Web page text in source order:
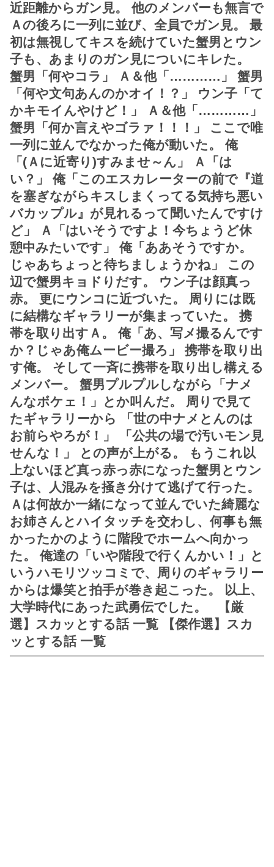
近距離からガン見。 他のメンバーも無言で
Ａの後ろに一列に並び、全員でガン見。 最
初は無視してキスを続けていた蟹男とウン
子も、あまりのガン見についにキレた。
蟹男「何やコラ」 Ａ＆他「…………」 蟹男
「何や文句あんのかオイ！？」 ウン子「て
かキモイんやけど！」 Ａ＆他「…………」
蟹男「何か言えやゴラァ！！！」 ここで唯
一列に並んでなかった俺が動いた。 俺
「(Ａに近寄り)すみませ～ん」 Ａ「は
い？」 俺「このエスカレーターの前で『道
を塞ぎながらキスしまくってる気持ち悪い
バカップル』が見れるって聞いたんですけ
ど」 Ａ「はいそうですよ！今ちょうど休
憩中みたいです」 俺「ああそうですか。
じゃあちょっと待ちましょうかね」 この
辺で蟹男キョドりだす。 ウン子は顔真っ
赤。 更にウンコに近づいた。 周りには既
に結構なギャラリーが集まっていた。 携
帯を取り出すＡ。 俺「あ、写メ撮るんです
か？じゃあ俺ムービー撮ろ」 携帯を取り出
す俺。 そして一斉に携帯を取り出し構える
メンバー。 蟹男プルプルしながら「ナメ
んなボケェ！」とか叫んだ。 周りで見て
たギャラリーから 「世の中ナメとんのは
お前らやろが！」 「公共の場で汚いモン見
せんな！」 との声が上がる。 もうこれ以
上ないほど真っ赤っ赤になった蟹男とウン
子は、人混みを掻き分けて逃げて行った。
Ａは何故か一緒になって並んでいた綺麗な
お姉さんとハイタッチを交わし、何事も無
かったかのように階段でホームへ向かっ
た。 俺達の「いや階段で行くんかい！」と
いうハモリツッコミで、周りのギャラリー
からは爆笑と拍手が巻き起こった。 以上、
大学時代にあった武勇伝でした。 【厳
選】スカッとする話 一覧 【傑作選】スカ
ッとする話 一覧